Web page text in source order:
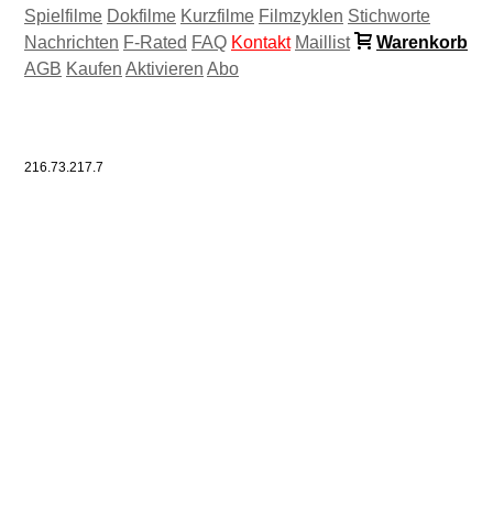
Spielfilme Dokfilme Kurzfilme Filmzyklen Stichworte
Nachrichten F-Rated FAQ Kontakt Maillist
Warenkorb
AGB Kaufen Aktivieren Abo
216.73.217.7